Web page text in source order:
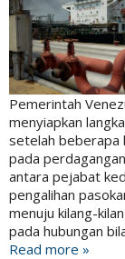
Pemerintah
menyiapkan
setelah beberapa
pada
antara pejabat
pengalihan
menuju kilang-
pada hubungan
Read more »